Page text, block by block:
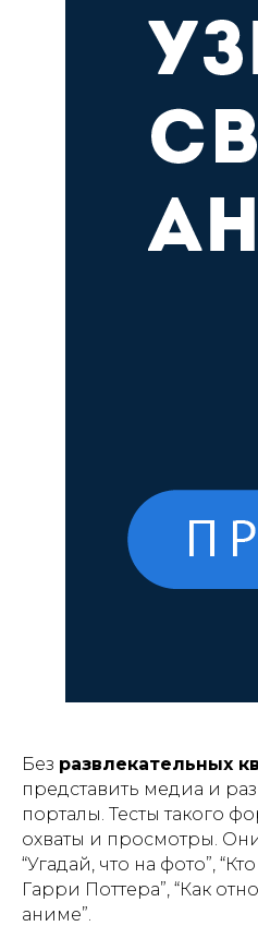
Без развлекательных
представить медиа и
порталы. Тесты такого
охваты и просмотры. Они
“Угадай, что на фото”,
Гарри Поттера”, “Как
аниме”.